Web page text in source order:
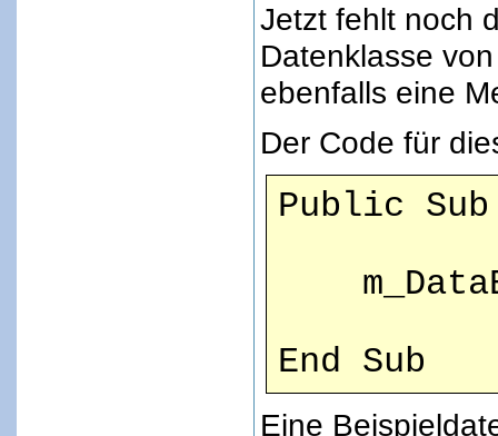
Jetzt fehlt noch
Datenklasse
ebenfalls eine
Der Code für
Public Sub
End Sub
Eine